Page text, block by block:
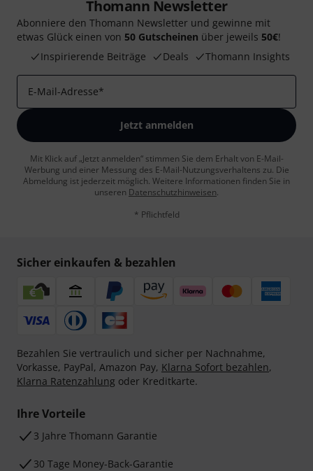
Thomann Newsletter
Abonniere den Thomann Newsletter und gewinne mit
etwas Glück einen von 50 Gutscheinen über jeweils 50€!
Inspirierende Beiträge
Deals Thomann Insights
E-Mail-Adresse*
Jetzt anmelden
Mit Klick auf „Jetzt anmelden“ stimmen Sie dem Erhalt von E-Mail-
Werbung und einer Messung des E-Mail-Nutzungsverhaltens zu. Die
Abmeldung ist jederzeit möglich. Weitere Informationen finden Sie in
unseren Datenschutzhinweisen.
* Pflichtfeld
Sicher einkaufen & bezahlen
Bezahlen Sie vertraulich und sicher per Nachnahme,
Vorkasse, PayPal, Amazon Pay, Klarna Sofort bezahlen,
Klarna Ratenzahlung oder Kreditkarte.
Ihre Vorteile
3 Jahre Thomann Garantie
30 Tage Money-Back-Garantie